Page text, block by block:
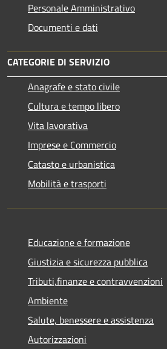
Personale Amministrativo
Documenti e dati
CATEGORIE DI SERVIZIO
Anagrafe e stato civile
Cultura e tempo libero
Vita lavorativa
Imprese e Commercio
Catasto e urbanistica
Mobilità e trasporti
Educazione e formazione
Giustizia e sicurezza pubblica
Tributi,finanze e contravvenzioni
Ambiente
Salute, benessere e assistenza
Autorizzazioni